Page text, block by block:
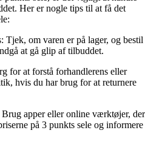
Her er nogle tips til at få det
om varen er på lager, og bestil
at gå glip af tilbuddet.
for at forstå forhandlerens eller
hvis du har brug for at returnere
apper eller online værktøjer, der
på 3 punkts sele og informere